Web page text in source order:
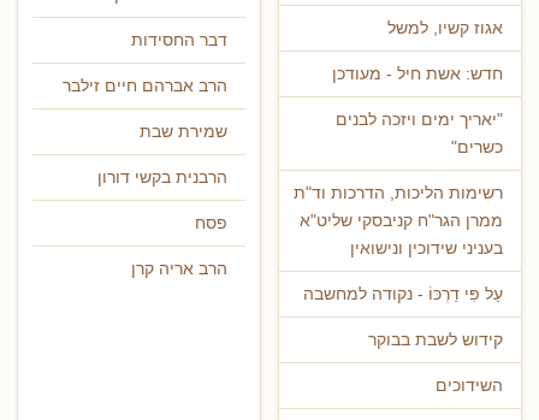
אגוז קשיו, למשל
חדש: אשת חיל - מעודכן
"יאריך ימים ויזכה לבנים
כשרים"
רשימות הליכות, הדרכות וד"ת
ממרן הגר"ח קניבסקי שליט"א
בעניני שידוכין ונישואין
עַל פִּי דַרְכּוֹ - נקודה למחשבה
קידוש לשבת בבוקר
השידוכים
דבר החסידות
הרב אברהם חיים זילבר
שמירת שבת
הרבנית בקשי דורון
פסח
הרב אריה קרן